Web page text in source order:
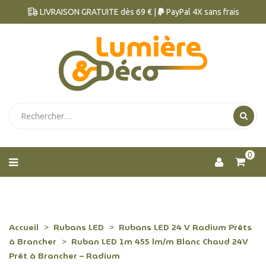
LIVRAISON GRATUITE dès 69 € | PayPal 4X sans frais
0
Accueil Rubans LED
Rubans LED 24 V Radium Prêts
à Brancher
Ruban LED 1m 455 lm/m Blanc Chaud 24V
Prêt à Brancher – Radium